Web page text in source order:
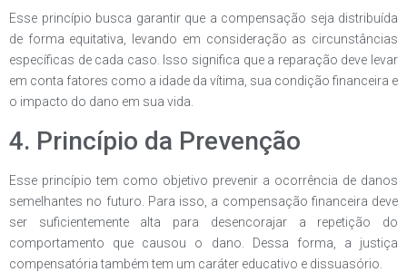
Esse princípio busca garantir que a compensação seja distribuída
de forma equitativa, levando em consideração as circunstâncias
específicas de cada caso. Isso significa que a reparação deve levar
em conta fatores como a idade da vítima, sua condição financeira e
o impacto do dano em sua vida.
4. Princípio da Prevenção
Esse princípio tem como objetivo prevenir a ocorrência de danos
semelhantes no futuro. Para isso, a compensação financeira deve
ser suficientemente alta para desencorajar a repetição do
comportamento que causou o dano. Dessa forma, a justiça
compensatória também tem um caráter educativo e dissuasório.